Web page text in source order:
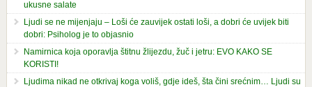
ukusne salate
Ljudi se ne mijenjaju – Loši će zauvijek ostati loši, a dobri će uvijek biti
dobri: Psiholog je to objasnio
Namirnica koja oporavlja štitnu žlijezdu, žuč i jetru: EVO KAKO SE
KORISTI!
Ljudima nikad ne otkrivaj koga voliš, gdje ideš, šta čini srećnim… Ljudi su